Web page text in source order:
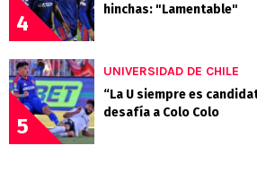
4
hinchas: "Lamentable"
5
UNIVERSIDAD DE CHILE
“La U siempre es
desafía a Colo Colo